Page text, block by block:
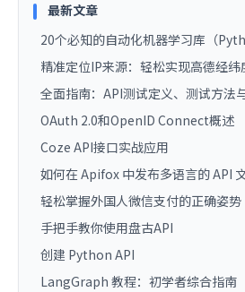
最新文章
20个必知的自动化机器学习库（
精准定位IP来源：轻松实现高德经
全面指南：API测试定义、测试方法
OAuth 2.0和OpenID Connect概述
Coze API接口实战应用
如何在 Apifox 中发布多语言的 API 文
轻松掌握外国人微信支付的正确姿势
手把手教你使用盘古API
创建 Python API
LangGraph 教程：初学者综合指南